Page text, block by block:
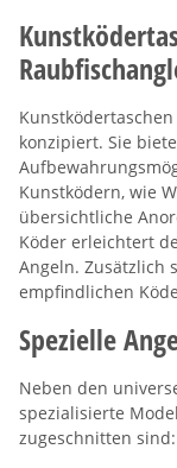
konzipiert. Sie
Kunstködern, wie
übersichtliche
Köder erleichtert
Angeln. Zusätzlich
empfindlichen
Spezielle
Neben den
spezialisierte
zugeschnitten sind: